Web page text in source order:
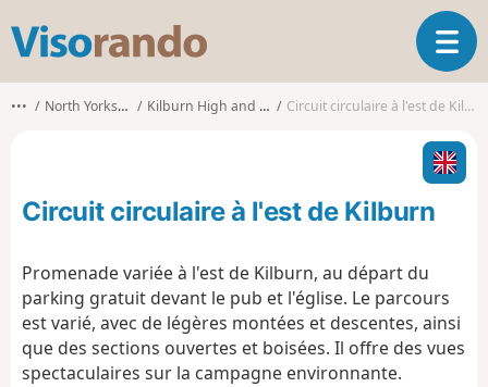
s
o
o
O
u
v
i
r
l
i
g
a
••• North Yorkshire Kilburn High and Low Circuit circulaire à l'est de Kilburn
Circuit circulaire à l'est de Kilburn
Promenade variée à l'est de Kilburn, au départ du
parking gratuit devant le pub et l'église. Le parcours
est varié, avec de légères montées et descentes, ainsi
que des sections ouvertes et boisées. Il offre des vues
spectaculaires sur la campagne environnante.